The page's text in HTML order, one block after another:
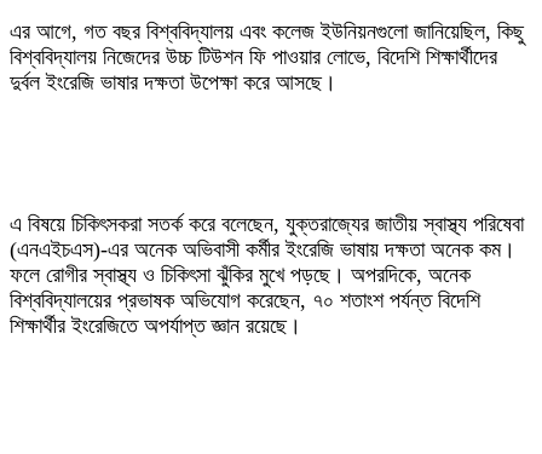
‎এর আগে, গত বছর বিশ্ববিদ্যালয় এবং কলেজ ইউনিয়নগুলো জানিয়েছিল, কিছু
বিশ্ববিদ্যালয় নিজেদের উচ্চ টিউশন ফি পাওয়ার লোভে, বিদেশি শিক্ষার্থীদের
দুর্বল ইংরেজি ভাষার দক্ষতা উপেক্ষা করে আসছে।
‎এ বিষয়ে চিকিৎসকরা সতর্ক করে বলেছেন, যুক্তরাজ্যের জাতীয় স্বাস্থ্য পরিষেবা
(এনএইচএস)-এর অনেক অভিবাসী কর্মীর ইংরেজি ভাষায় দক্ষতা অনেক কম।
ফলে রোগীর স্বাস্থ্য ও চিকিৎসা ঝুঁকির মুখে পড়ছে। অপরদিকে, অনেক
বিশ্ববিদ্যালয়ের প্রভাষক অভিযোগ করেছেন, ৭০ শতাংশ পর্যন্ত বিদেশি
শিক্ষার্থীর ইংরেজিতে অপর্যাপ্ত জ্ঞান রয়েছে।